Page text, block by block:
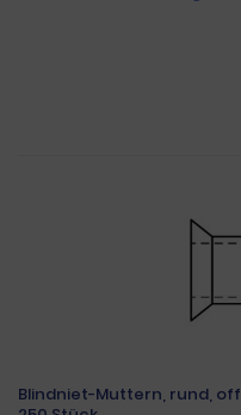
Blindniet-Muttern, rund,